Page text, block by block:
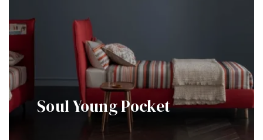
Soul Young Pocket